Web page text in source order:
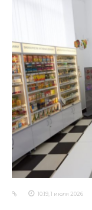
10:19, 1 июля 2026